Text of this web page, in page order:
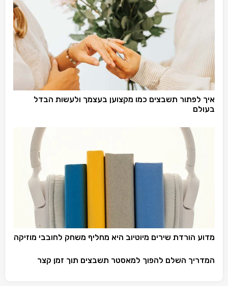
איך לפתור תשבצים כמו מקצוען בעצמך ולעשות הבדל
בעולם
מדוע הורדת שירים מיוטיוב היא מחליף משחק לחובבי מוזיקה
המדריך השלם להפוך למאסטר תשבצים תוך זמן קצר